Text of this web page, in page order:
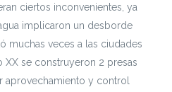
ciertos inconvenientes, ya
implicaron un desborde
muchas veces a las ciudades
XX se construyeron 2 presas
aprovechamiento y control